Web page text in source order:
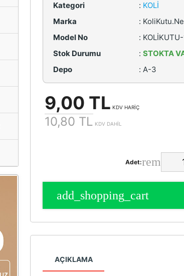
Kategori : KOLI
Marka
:
Model No
:
Stok Durumu
: STOKTA
Depo
: A-3
9,00 TL KDV HARİÇ
10,80 TL KDV DAHİL
Adet:
AÇIKLAMA